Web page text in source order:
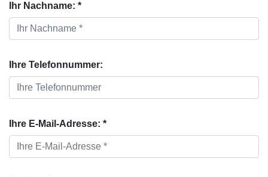
Ihr Nachname: *
Ihre Telefonnummer:
Ihre E-Mail-Adresse: *